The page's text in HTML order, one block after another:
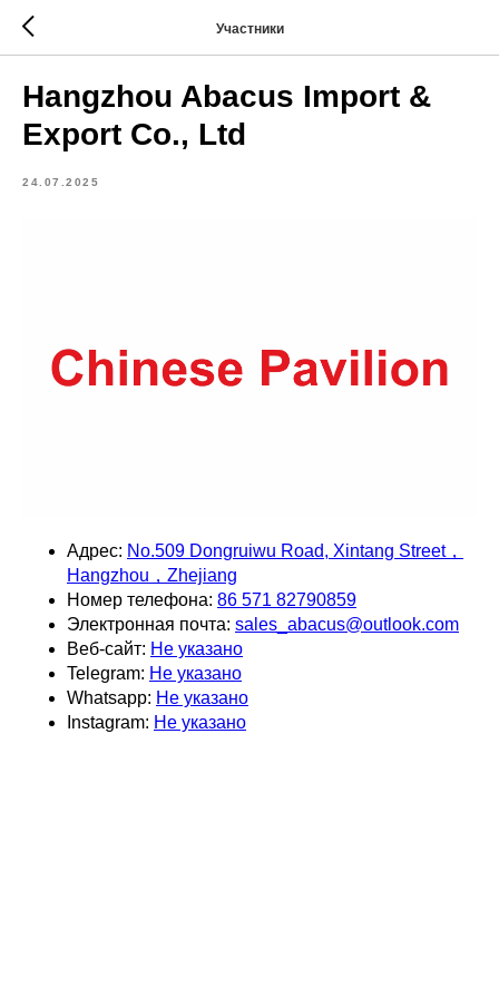
Участники
Hangzhou Abacus Import &
Export Co., Ltd
24.07.2025
Адрес: No.509 Dongruiwu Road, Xintang Street，
Hangzhou，Zhejiang
Номер телефона: 86 571 82790859
Электронная почта: sales_abacus@outlook.com
Веб-сайт: Не указано
Telegram: Не указано
Whatsapp: Не указано
Instagram: Не указано